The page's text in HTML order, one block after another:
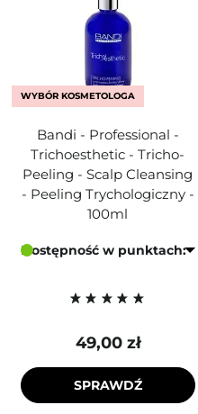
WYBÓR KOSMETOLOGA
Bandi - Professional -
Trichoesthetic - Tricho-
Peeling - Scalp Cleansing
- Peeling Trychologiczny -
100ml
Dostępność w punktach:
49,00 zł
SPRAWDŹ